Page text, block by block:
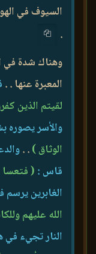
السيوف في
.
وهناك شدة في
المعبرة عنها . .
لقيتم الذين
والأسر يصوره
الوثاق ). .
قاس : ( فتعسا
الغابرين
الله عليهم
النار تجيء في